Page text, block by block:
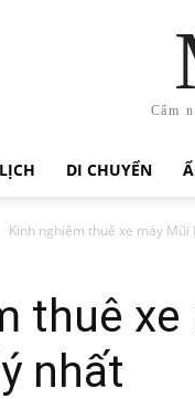
Cẩm
DI CHUYỂN
Kinh nghiệm thuê xe máy Mũi
thuê
nhất